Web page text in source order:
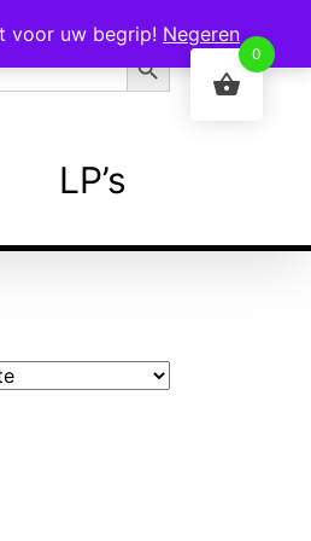
Zoekknop
LP’s
voor uw begrip! Negeren
0